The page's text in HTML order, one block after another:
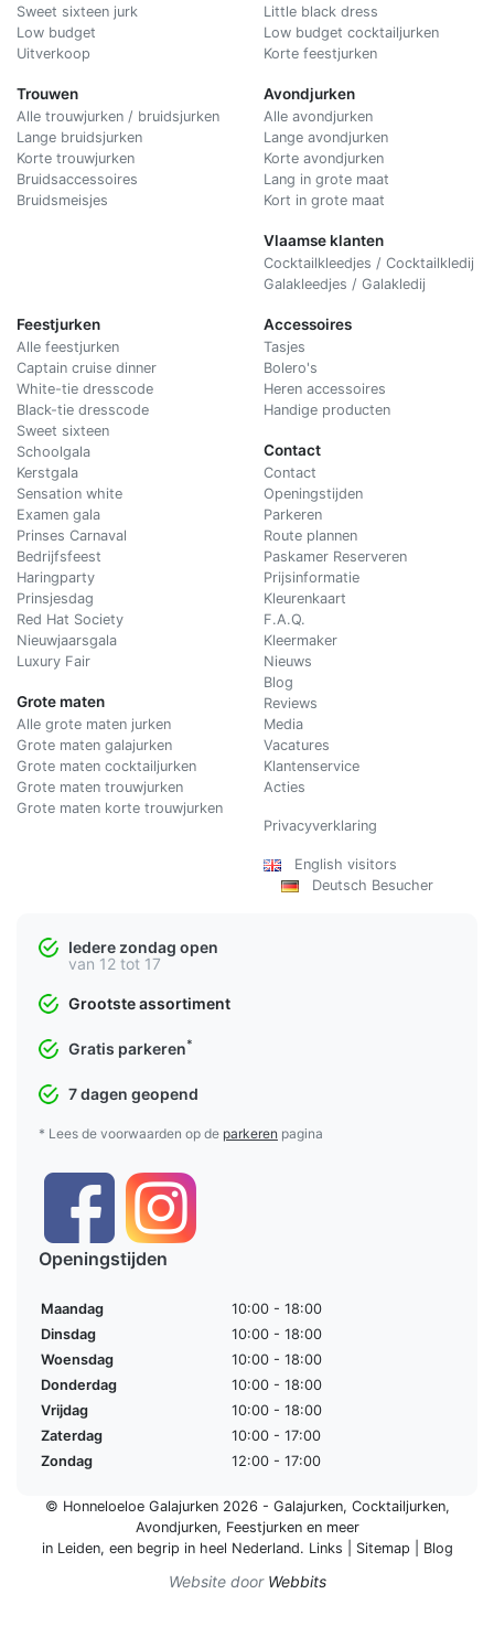
Sweet sixteen jurk
Low budget
Uitverkoop
Trouwen
Alle trouwjurken / bruidsjurken
Lange bruidsjurken
Korte trouwjurken
Bruidsaccessoires
Bruidsmeisjes
Little black dress
Low budget cocktailjurken
Korte feestjurken
Avondjurken
Alle avondjurken
Lange avondjurken
Korte avondjurken
Lang in grote maat
Kort in grote maat
Vlaamse klanten
Cocktailkleedjes / Cocktailkledij
Galakleedjes / Galakledij
Feestjurken
Alle feestjurken
Captain cruise dinner
White-tie dresscode
Black-tie dresscode
Sweet sixteen
Schoolgala
Kerstgala
Sensation white
Examen gala
Prinses Carnaval
Bedrijfsfeest
Haringparty
Prinsjesdag
Red Hat Society
Nieuwjaarsgala
Luxury Fair
Grote maten
Alle grote maten jurken
Grote maten galajurken
Grote maten cocktailjurken
Grote maten trouwjurken
Grote maten korte trouwjurken
Accessoires
Tasjes
Bolero's
Heren accessoires
Handige producten
Contact
Contact
Openingstijden
Parkeren
Route plannen
Paskamer Reserveren
Prijsinformatie
Kleurenkaart
F.A.Q.
Kleermaker
Nieuws
Blog
Reviews
Media
Vacatures
Klantenservice
Acties
Privacyverklaring
English visitors
Deutsch Besucher
Iedere zondag open
van 12 tot 17
Grootste assortiment
Gratis parkeren*
7 dagen geopend
* Lees de voorwaarden op de parkeren pagina
Openingstijden
Maandag
10:00 - 18:00
Dinsdag
10:00 - 18:00
Woensdag
10:00 - 18:00
Donderdag
10:00 - 18:00
Vrijdag
10:00 - 18:00
Zaterdag
10:00 - 17:00
Zondag
12:00 - 17:00
© Honneloeloe Galajurken 2026 - Galajurken, Cocktailjurken,
Avondjurken, Feestjurkenen meer
in Leiden, een begrip in heel Nederland. Links Sitemap Blog
Website door Webbits